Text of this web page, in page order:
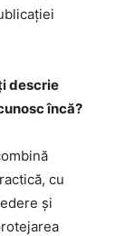
descrie
încă?
cu
și